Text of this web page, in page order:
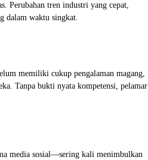
Perubahan tren industri yang cepat,
dalam waktu singkat.
memiliki cukup pengalaman magang,
Tanpa bukti nyata kompetensi, pelamar
media sosial—sering kali menimbulkan